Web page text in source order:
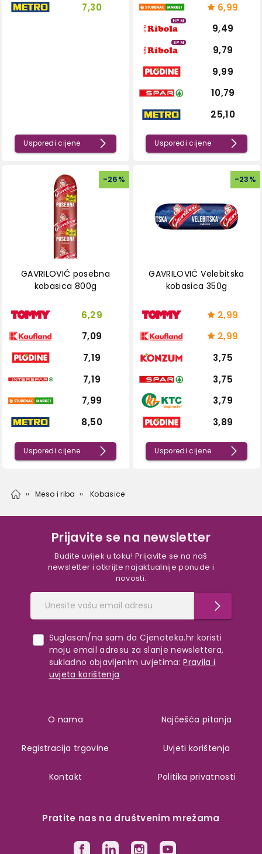
7,30
Usporedi cijene
6,99
HPM
9,49
SPM
9,79
9,99
10,79
25,10
Usporedi cijene
-26%
GAVRILOVIĆ posebna
kobasica 800g
6,29
7,09
7,19
7,19
7,99
8,50
Usporedi cijene
-23%
GAVRILOVIĆ Velebitska
kobasica 350g
2,99
2,99
3,75
3,75
3,79
3,89
Usporedi cijene
Meso i riba Kobasice
Prijavite se na newsletter
Budite uvijek u toku! Prijavite se na naš
newsletter i otkrijte najaktualnije ponude i
novosti.
Suglasan/na sam da Cjenoteka.hr koristi
moju email adresu za slanje newslettera,
sukladno objavljenim uvjetima: Pravila i
uvjeta korištenja
Pratite nas na društvenim mrežama
O nama
Registracija trgovine
Kontakt
Najčešća pitanja
Uvjeti korištenja
Politika privatnosti